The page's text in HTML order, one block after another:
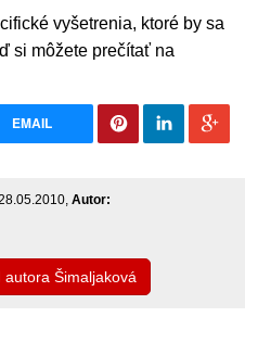
vyšetrenia, ktoré by sa
si môžete prečítať na
EMAIL
Autor:
autora Šimaljaková